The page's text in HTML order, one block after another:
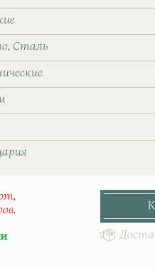
Сталь